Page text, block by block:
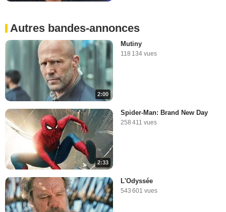
Autres bandes-annonces
2:00
Mutiny
118 134 vues
2:33
Spider-Man: Brand New Day
258 411 vues
L'Odyssée
543 601 vues